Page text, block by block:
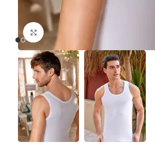
Büyütmek için tıklayın